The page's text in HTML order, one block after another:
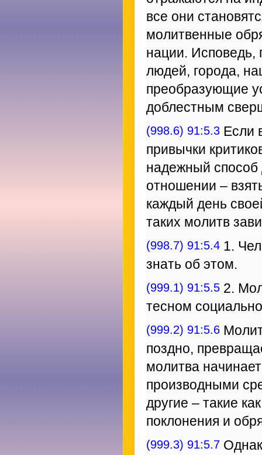
все они
молитвенные
нации. Исповедь,
людей, города,
преобразующие
доблестным
(998.6) 91:5.3 Если
привычки
надежный способ
отношении –
каждый день
таких молитв
(998.7) 91:5.4 1.
знать об этом.
(999.1) 91:5.5 2.
тесном
(999.2) 91:5.6
поздно,
молитва
производными
другие – такие
поклонения и
(999.3) 91:5.7